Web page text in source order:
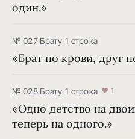
один.»
№ 027·Брату·1 строка
«Брат по крови, друг
№ 028·Брату·1 строка ♥ 1
«Одно детство на
теперь на одного.»